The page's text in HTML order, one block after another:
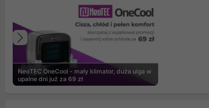
NeoTEC OneCool - mały klimator, duża ulga w
upalne dni już za 69 zł
Poprzedni